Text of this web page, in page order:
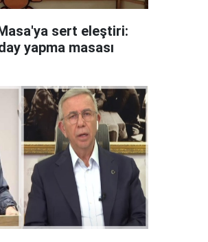
sert eleştiri:
yapma masası